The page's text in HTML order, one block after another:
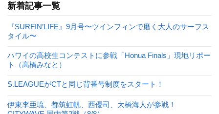
新着記事一覧
『SURFIN’LIFE』9月号〜ツインフィンで磨く大人のサーフス
タイル〜
ハワイの高校生コンテストに参戦「Honua Finals」現地リポー
ト（高橋みなと）
S.LEAGUEがCTと同じ背番号制度をスタート！
伊東李亜琉、都筑虹帆、西優司、大橋海人が参戦！